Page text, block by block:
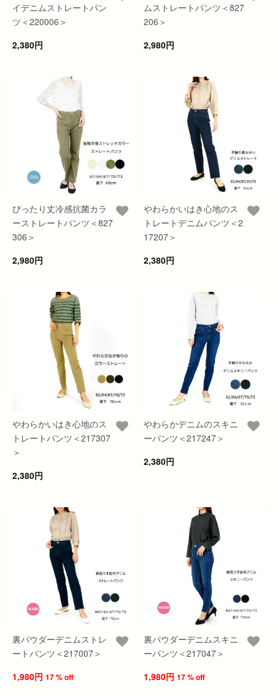
イデニムストレートパン
ツ＜220006＞
2,380円
ムストレートパンツ＜827
206＞
2,980円
ぴったり丈冷感抗菌カラ
ーストレートパンツ＜827
306＞
2,980円
やわらかいはき心地のス
トレートデニムパンツ＜2
17207＞
2,380円
やわらかいはき心地のス
トレートパンツ＜217307
＞
2,380円
やわらかデニムのスキニ
ーパンツ＜217247＞
2,380円
裏パウダーデニムストレ
ートパンツ＜217007＞
1,980円 17 % off
裏パウダーデニムスキニ
ーパンツ＜217047＞
1,980円 17 % off